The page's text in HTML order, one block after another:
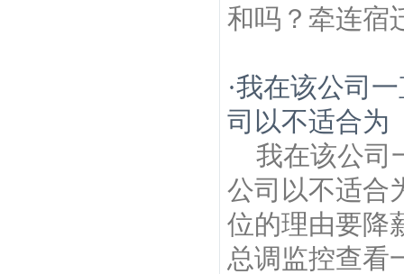
和吗？牵连宿
·我在该公司
司以不适合为
我在该公司
公司以不适合
位的理由要降
总调监控查看